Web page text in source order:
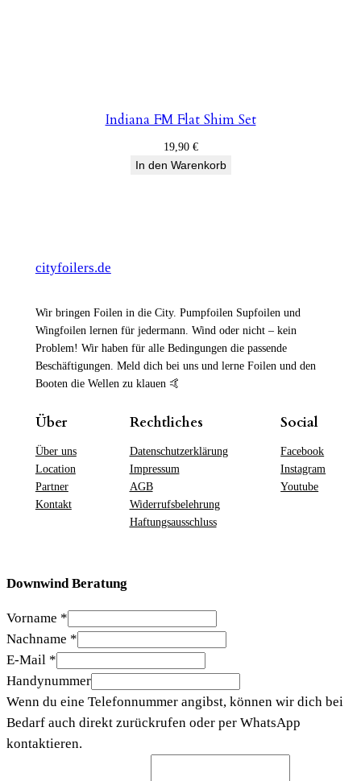
Indiana FM Flat Shim Set
19,90 €
In den Warenkorb
cityfoilers.de
Wir bringen Foilen in die City. Pumpfoilen Supfoilen und
Wingfoilen lernen für jedermann. Wind oder nicht – kein
Problem! Wir haben für alle Bedingungen die passende
Beschäftigungen. Meld dich bei uns und lerne Foilen und den
Booten die Wellen zu klauen 🤙
Über
Über uns
Location
Partner
Kontakt
Rechtliches
Datenschutzerklärung
Impressum
AGB
Widerrufsbelehrung
Haftungsausschluss
Social
Facebook
Instagram
Youtube
Downwind Beratung
Vorname *
Nachname *
E-Mail *
Handynummer
Wenn du eine Telefonnummer angibst, können wir dich bei
Bedarf auch direkt zurückrufen oder per WhatsApp
kontaktieren.